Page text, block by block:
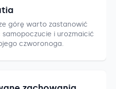
górę warto zastanowić
i urozmaicić
czworonoga.